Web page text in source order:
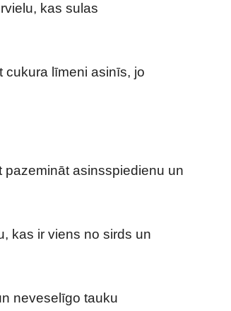
kas sulas
cukura līmeni asinīs, jo
asinsspiedienu un
kas ir viens no sirds un
neveselīgo tauku